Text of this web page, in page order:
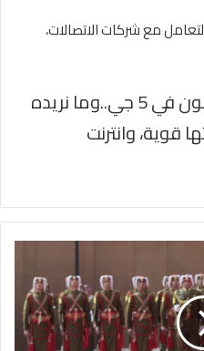
مع شركات الاتصالات،
المهم ايها السادة المحتلفون في 5 جي..وما نريده
قوية، وانترنت